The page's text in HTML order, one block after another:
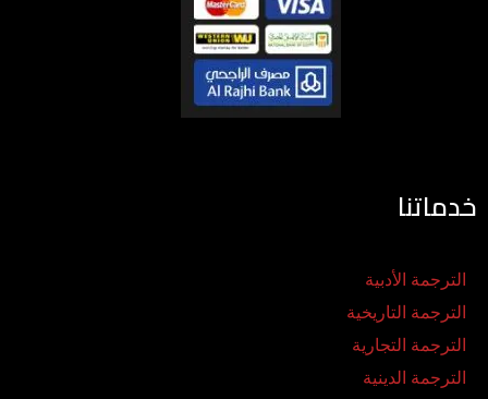
خدماتنا
الترجمة الأدبية
الترجمة التاريخية
الترجمة التجارية
الترجمة الدينية